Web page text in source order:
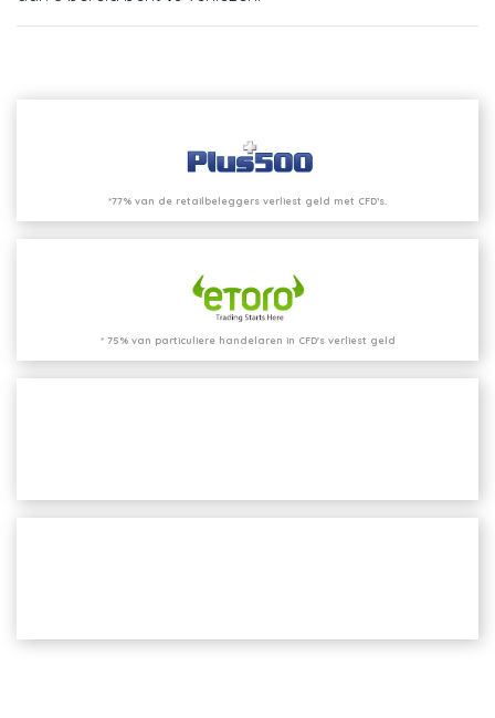
*77% van de retailbeleggers verliest geld met CFD’s.
* 75% van particuliere handelaren in CFD's verliest geld